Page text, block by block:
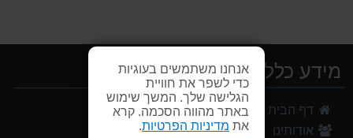
אנחנו משתמשים בעוגיות
כדי לשפר את חוויית
הגלישה שלך. המשך שימוש
באתר מהווה הסכמה. קרא
את מדיניות הפרטיות
מידע כללי
דף הבית
אודותינו
449.00 ₪